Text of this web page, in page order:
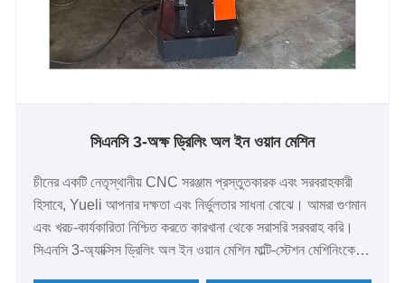
সিএনসি 3-অক্ষ ড্রিলিং অল ইন ওয়ান মেশিন
চীনের একটি নেতৃস্থানীয় CNC সরঞ্জাম প্রস্তুতকারক এবং সরবরাহকারী
হিসাবে, Yueli আপনার দক্ষতা এবং নির্ভুলতার সাধনা বোঝে। আমরা গুণমান
এবং খরচ-কার্যকারিতা নিশ্চিত করতে কারখানা থেকে সরাসরি সরবরাহ করি।
সিএনসি 3-অ্যাক্সিস ড্রিলিং অল ইন ওয়ান মেশিন মাল্টি-স্টেশন মেশিনিংকে